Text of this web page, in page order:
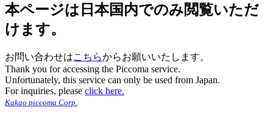
本ページは日本国内でのみ閲覧いただ
けます。
お問い合わせはこちらからお願いいたします。
Thank you for accessing the Piccoma service.
Unfortunately, this service can only be used from Japan.
For inquiries, please click here.
Kakao piccoma Corp.